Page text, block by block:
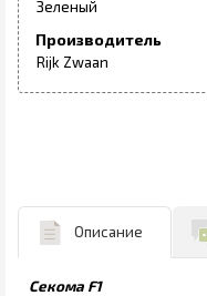
Зеленый
Производитель
Rijk Zwaan
Описание
Секома F1